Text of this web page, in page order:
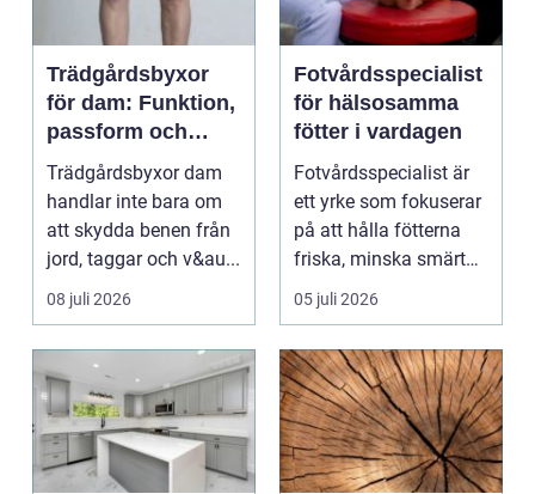
Trädgårdsbyxor
för dam: Funktion,
passform och
hållbar stil i
rabatten
Trädgårdsbyxor dam
handlar inte bara om
att skydda benen från
jord, taggar och v&au...
08 juli 2026
Fotvårdsspecialist
för hälsosamma
fötter i vardagen
Fotvårdsspecialist är
ett yrke som fokuserar
på att hålla fötterna
friska, minska smärta
och förebyg...
05 juli 2026